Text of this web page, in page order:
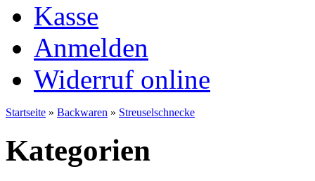
Kasse
Anmelden
Widerruf online
Startseite » Backwaren » Streuselschnecke
Kategorien